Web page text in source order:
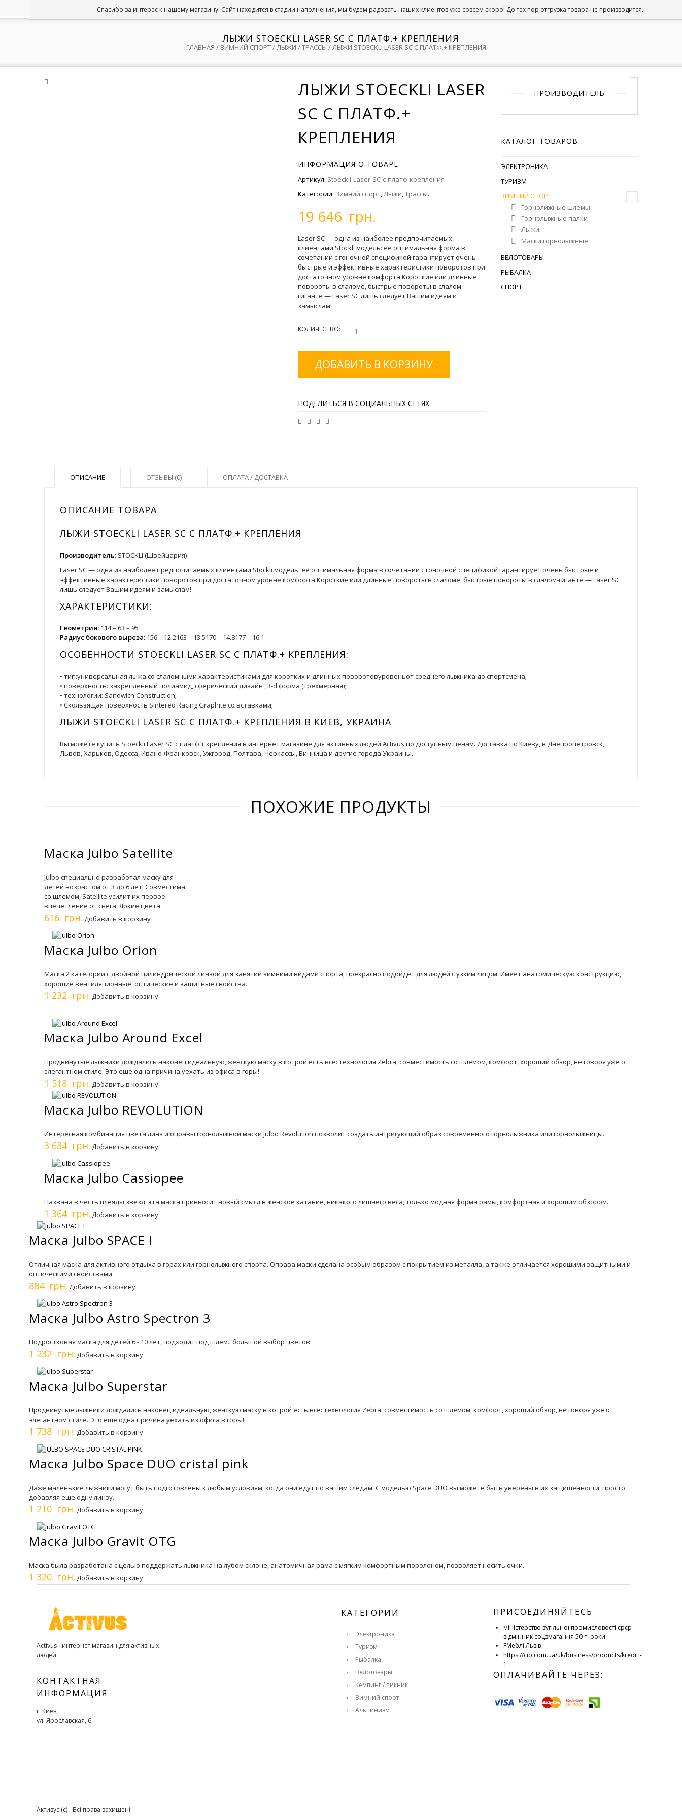
КОРЗИНА 0 ГРН.
ЛЫЖИ STOECKLI LASER SC С ПЛАТФ.+ КРЕПЛЕНИЯ
ГЛАВНАЯ / ЗИМНИЙ СПОРТ/ЛЫЖИ /ТРАССЫ / ЛЫЖИ STOECKLI LASER SC С ПЛАТФ.+ КРЕПЛЕНИЯ
ЛЫЖИ STOECKLI LASER
SC С ПЛАТФ.+
КРЕПЛЕНИЯ
ИНФОРМАЦИЯ О ТОВАРЕ
Артикул: Stoeckli-Laser-SC-с-платф-крепления
Категории: Зимний спорт,Лыжи,Трассы.
19 646 грн.
Laser SC — одна из наиболее предпочитаемых
клиентами Stöckli модель: ее оптимальная форма в
сочетании с гоночной спецификой гарантирует очень
быстрые и эффективные характеристики поворотов при
достаточном уровне комфорта.Короткие или длинные
повороты в слаломе, быстрые повороты в слалом-
гиганте — Laser SC лишь следует Вашим идеям и
замыслам!
КОЛИЧЕСТВО:
ДОБАВИТЬ В КОРЗИНУ
ПОДЕЛИТЬСЯ В СОЦИАЛЬНЫХ СЕТЯХ
ПРОИЗВОДИТЕЛЬ
КАТАЛОГ ТОВАРОВ
ЭЛЕКТРОНИКА
ТУРИЗМ
–
ЗИМНИЙ СПОРТ
Горнолижные шлемы
Горнолыжные палки
Лыжи
Маски горнолыжные
ВЕЛОТОВАРЫ
РЫБАЛКА
СПОРТ
ОПИСАНИЕ
ОПИСАНИЕ ТОВАРА
ЛЫЖИ STOECKLI LASER SC С ПЛАТФ.+ КРЕПЛЕНИЯ
Производитель: STOCKLI (Швейцария)
Laser SC — одна из наиболее предпочитаемых клиентами Stöckli модель: ее оптимальная форма в сочетании с гоночной спецификой гарантирует очень быстрые и
эффективные характеристики поворотов при достаточном уровне комфорта.Короткие или длинные повороты в слаломе, быстрые повороты в слалом-гиганте — Laser SC
лишь следует Вашим идеям и замыслам!
ХАРАКТЕРИСТИКИ:
Геометрия: 114 – 63 – 95
Радиус бокового выреза: 156 – 12.2163 – 13.5170 – 14.8177 – 16.1
ОСОБЕННОСТИ STOECKLI LASER SC С ПЛАТФ.+ КРЕПЛЕНИЯ:
• тип:универсальная лыжа со слаломными характеристиками для коротких и длинных поворотовуровеньот среднего лыжника до спортсмена;
• поверхность: закрепленный полиамид, сферический дизайн , 3-d форма (трехмерная);
• технологии: Sandwich Construction;
• Скользящая поверхность Sintered Racing Graphite со вставками;
ЛЫЖИ STOECKLI LASER SC С ПЛАТФ.+ КРЕПЛЕНИЯ В КИЕВ, УКРАИНА
Вы можете купить Stoeckli Laser SC с платф.+ крепления в интернет магазине для активных людей Activus по доступным ценам. Доставка по Киеву, в Днепропетровск,
Львов, Харьков, Одесса, Ивано-Франковск, Ужгород, Полтава, Черкассы, Винница и другие города Украины.
ОТЗЫВЫ (0) ОПЛАТА / ДОСТАВКА
ПОХОЖИЕ ПРОДУКТЫ
Маска Julbo Satellite
Julbo специально разработал маску для
детей возрастом от 3 до 6 лет. Совместима
со шлемом, Satellite усилит их первое
впечетление от снега. Яркие цвета.
616 грн. Добавить в корзину
Маска Julbo Orion
Маска 2 категории с двойной цилиндрической линзой для занятий зимними видами спорта, прекрасно подойдет для людей с узким лицом. Имеет анатомическую конструкцию,
хорошие вентиляционные, оптические и защитные свойства.
1 232 грн. Добавить в корзину
Маска Julbo Around Excel
Продвинутые лыжники дождались наконец идеальную, женскую маску в котрой есть всё: технология Zebra, совместимость со шлемом, комфорт, хороший обзор, не говоря уже о
элегантном стиле. Это еще одна причина уехать из офиса в горы!
1 518 грн. Добавить в корзину
Маска Julbo REVOLUTION
Интересная комбинация цвета линз и оправы горнолыжной маски Julbo Revolution позволит создать интригующий образ современного горнолыжника или горнолыжницы.
3 634 грн. Добавить в корзину
Маска Julbo Cassiopee
Названа в честь плеяды звезд, эта маска привносит новый смысл в женское катание, никакого лишнего веса, только модная форма рамы, комфортная и хорошим обзором.
1 364 грн. Добавить в корзину
Маска Julbo SPACE I
Отличная маска для активного отдыха в горах или горнолыжного спорта. Оправа маски сделана особым образом с покрытием из металла, а также отличается хорошими защитными и
оптическими свойствами
884 грн. Добавить в корзину
Маска Julbo Astro Spectron 3
Подростковая маска для детей 6 - 10 лет, подходит под шлем.. большой выбор цветов.
1 232 грн. Добавить в корзину
Маска Julbo Superstar
Продвинутые лыжники дождались наконец идеальную, женскую маску в котрой есть всё: технология Zebra, совместимость со шлемом, комфорт, хороший обзор, не говоря уже о
элегантном стиле. Это еще одна причина уехать из офиса в горы!
1 738 грн. Добавить в корзину
Маска Julbo Space DUO cristal pink
Даже маленькие лыжники могут быть подготовлены к любым условиям, когда они едут по вашим следам. С моделью Space DUO вы можете быть уверены в их защищенности, просто
добавляя еще одну линзу.
1 210 грн. Добавить в корзину
Маска Julbo Gravit OTG
Маска была разработана с целью поддержать лыжника на лубом склоне, анатомичная рама с мягким комфортным поролоном, позволяет носить очки.
1 320 грн. Добавить в корзину
Activus - интернет магазин для активных
людей.
КОНТАКТНАЯ
ИНФОРМАЦИЯ
г. Киев,
ул. Ярославская, 6
КАТЕГОРИИ
Электроника
Туризм
Рыбалка
Велотовары
Кемпинг / пикник
Зимний спорт
Альпинизм
ПРИСОЕДИНЯЙТЕСЬ
міністерство вугільної промисловості срср
відмінник соцзмагання 50-ті роки
FМеблі Львів
https://cib.com.ua/uk/business/products/krediti-
1
ОПЛАЧИВАЙТЕ ЧЕРЕЗ:
Активус (с) - Всі права захищені
Спасибо за интерес к нашему магазину! Сайт находится в стадии наполнения, мы будем радовать наших клиентов уже совсем скоро! До тех пор отгрузка товара не производится.